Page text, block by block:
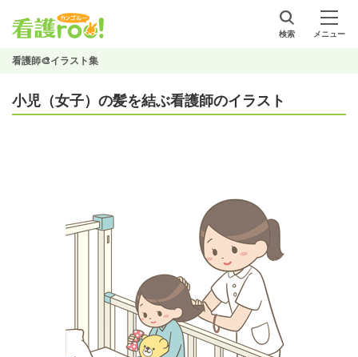
検索 メニュー
看護師🎨イラスト集
小児（女子）の髪を結ぶ看護師のイラスト